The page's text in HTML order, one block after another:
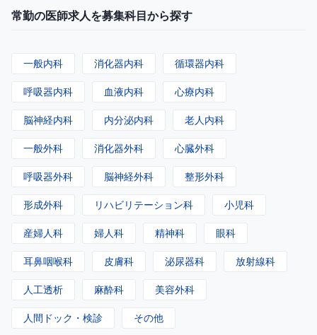
常勤の医師求人を募集科目から探す
一般内科 消化器内科 循環器内科
呼吸器内科 血液内科 心療内科
脳神経内科 内分泌内科 老人内科
一般外科 消化器外科 心臓外科
呼吸器外科 脳神経外科 整形外科
形成外科 リハビリテーション科 小児科
産婦人科 婦人科 精神科 眼科
耳鼻咽喉科 皮膚科 泌尿器科 放射線科
人工透析 麻酔科 美容外科
人間ドック・検診 その他